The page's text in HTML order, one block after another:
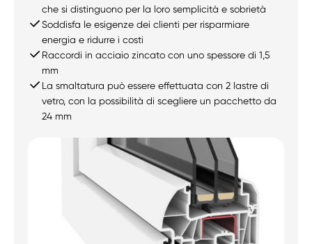
che si distinguono per la loro semplicità e sobrietà
Soddisfa le esigenze dei clienti per risparmiare
energia e ridurre i costi
Raccordi in acciaio zincato con uno spessore di 1,5
mm
La smaltatura può essere effettuata con 2 lastre di
vetro, con la possibilità di scegliere un pacchetto da
24 mm